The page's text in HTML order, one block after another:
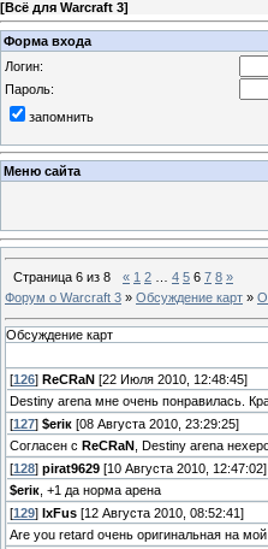
[Всё для Warcraft 3]
Форма входа
Логин:
Пароль:
запомнить
Меню сайта
Страница 6 из 8 « 1 2 4 5 6 7 8 »
Форум о Warcraft 3 » Обсуждение карт »
Обсуждение карт
[126] ReCRaN [22 Июля 2010, 12:48:45]
Destiny arena мне очень понравилась.
[127] $eriк [08 Августа 2010, 23:29:25]
Согласен с ReCRaN
, Destiny arena
[128] pirat9629 [10 Августа 2010, 12:47:02]
$eriк , +1 да норма арена
[129] IxFus [12 Августа 2010, 08:52:41]
Are you retard очень оригинальная на